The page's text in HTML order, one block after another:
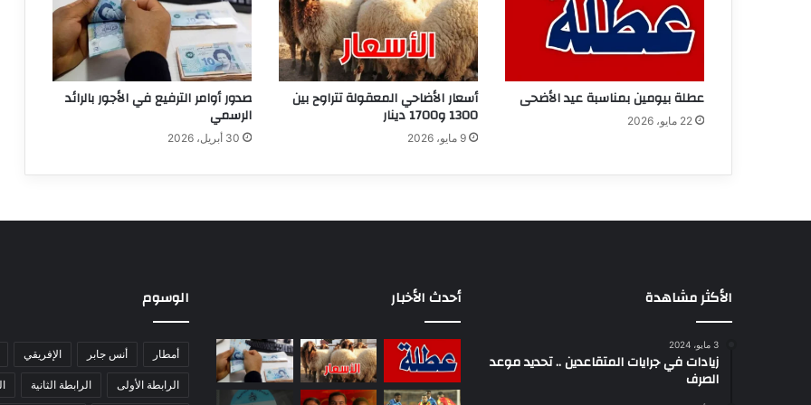
عطلة بيومين بمناسبة عيد الأضحى
22 مايو، 2026
أسعار الأضاحي المعقولة تتراوح بين
1300 و1700 دينار
9 مايو، 2026
صدور أوامر الترفيع في الأجور بالرائد
الرسمي
30 أبريل، 2026
الأكثر مشاهدة
3 مايو، 2024
زيادات في جرايات المتقاعدين .. تحديد موعد
الصرف
أحدث الأخبار الوسوم
أمطار أنس جابر الإفريقي
الرابطة الأولى الرابطة الثانية